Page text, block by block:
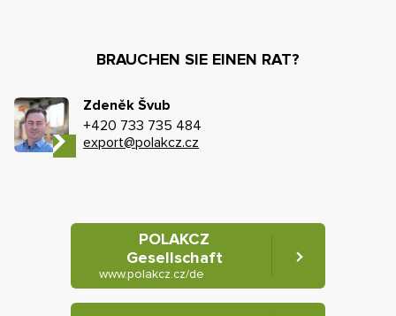
BRAUCHEN SIE EINEN RAT?
Zdeněk Švub
+420 733 735 484
export@polakcz.cz
POLAKCZ
Gesellschaft
www.polakcz.cz/de